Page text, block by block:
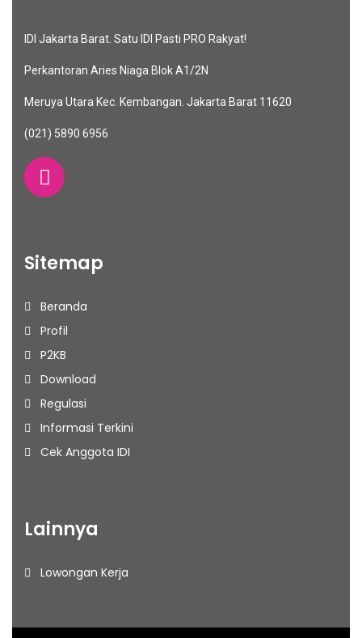
IDI Jakarta Barat. Satu IDI Pasti PRO Rakyat!
Perkantoran Aries Niaga Blok A1/2N
Meruya Utara Kec. Kembangan. Jakarta Barat 11620
(021) 5890 6956
Sitemap
Beranda
Profil
P2KB
Download
Regulasi
Informasi Terkini
Cek Anggota IDI
Lainnya
Lowongan Kerja